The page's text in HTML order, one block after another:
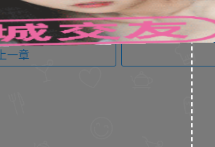
上一章